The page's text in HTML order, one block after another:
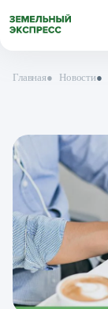
Главная● Новости●